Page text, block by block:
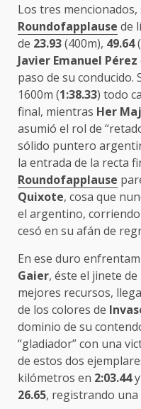
Los tres
Roundofapplause de
de 23.93(400m), 49.64
Javier Emanuel Pérez
paso de su
1600m (1:38.33) todo
final, mientras Her
asumió el rol de
sólido puntero
la entrada de la recta
Roundofapplause
Quixote, cosa que
el argentino,
cesó en su afán de
En ese duro
Gaier, éste el jinete de
mejores recursos,
de los colores de
dominio de su
“gladiador” con una
de estos dos
kilómetros en 2:03.44y
26.65, registrando una